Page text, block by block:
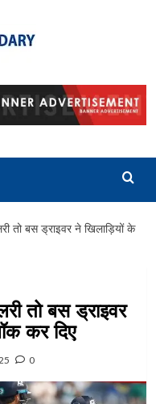
तो बस ड्राइवर ने खिलाड़ियों के
तो बस ड्राइवर
कर दिए
0